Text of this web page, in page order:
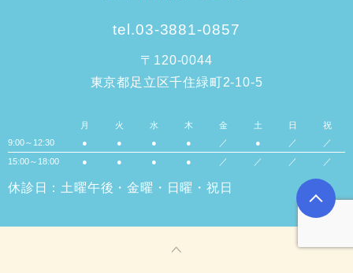
tel.03-3881-0857
〒120-0044
東京都足立区千住緑町2-10-5
月 火 水 木 金 土 日
祝
9:00～12:30
● ● ● ● ／ ● ／
／
15:00～18:00
● ● ● ● ／ ／ ／ ／
休診日：土曜午後・金曜・日曜・祝日